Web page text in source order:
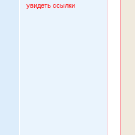
увидеть ссылки